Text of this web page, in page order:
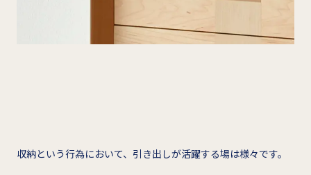
収納という行為において、引き出しが活躍する場は様々です。